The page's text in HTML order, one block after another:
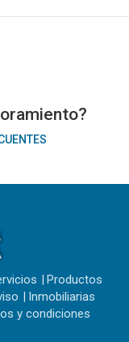
Productos
Inmobiliarias
y condiciones